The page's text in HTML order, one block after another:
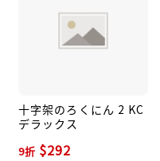
十字架のろくにん 2 KC
デラックス
9折 $292